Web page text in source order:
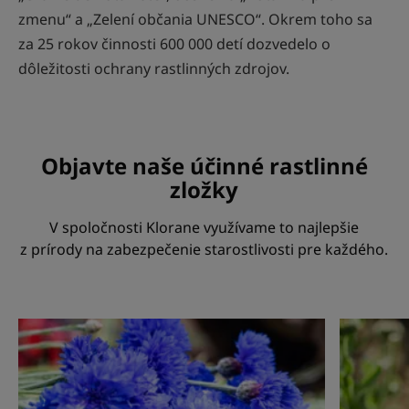
zmenu“ a „Zelení občania UNESCO“. Okrem toho sa
za 25 rokov činnosti 600 000 detí dozvedelo o
dôležitosti ochrany rastlinných zdrojov.
Objavte naše účinné rastlinné
zložky
V spoločnosti Klorane využívame to najlepšie
z prírody na zabezpečenie starostlivosti pre každého.